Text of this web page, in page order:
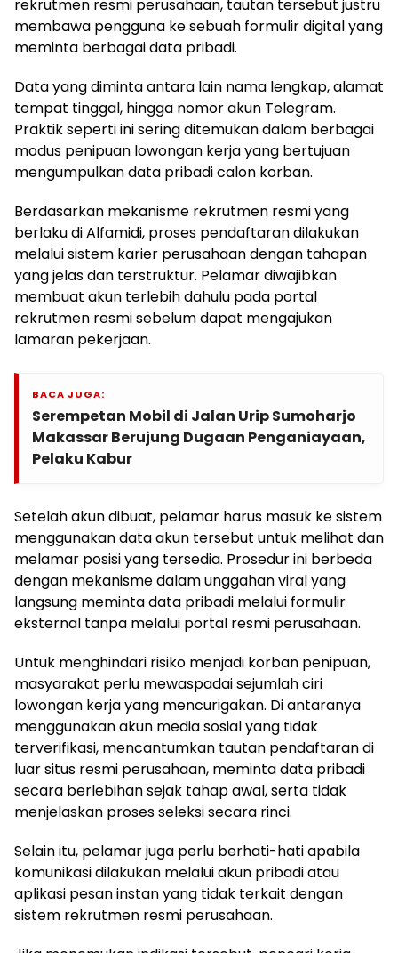
rekrutmen resmi perusahaan, tautan tersebut justru
membawa pengguna ke sebuah formulir digital yang
meminta berbagai data pribadi.
Data yang diminta antara lain nama lengkap, alamat
tempat tinggal, hingga nomor akun Telegram.
Praktik seperti ini sering ditemukan dalam berbagai
modus penipuan lowongan kerja yang bertujuan
mengumpulkan data pribadi calon korban.
Berdasarkan mekanisme rekrutmen resmi yang
berlaku di Alfamidi, proses pendaftaran dilakukan
melalui sistem karier perusahaan dengan tahapan
yang jelas dan terstruktur. Pelamar diwajibkan
membuat akun terlebih dahulu pada portal
rekrutmen resmi sebelum dapat mengajukan
lamaran pekerjaan.
BACA JUGA:
Serempetan Mobil di Jalan Urip Sumoharjo
Makassar Berujung Dugaan Penganiayaan,
Pelaku Kabur
Setelah akun dibuat, pelamar harus masuk ke sistem
menggunakan data akun tersebut untuk melihat dan
melamar posisi yang tersedia. Prosedur ini berbeda
dengan mekanisme dalam unggahan viral yang
langsung meminta data pribadi melalui formulir
eksternal tanpa melalui portal resmi perusahaan.
Untuk menghindari risiko menjadi korban penipuan,
masyarakat perlu mewaspadai sejumlah ciri
lowongan kerja yang mencurigakan. Di antaranya
menggunakan akun media sosial yang tidak
terverifikasi, mencantumkan tautan pendaftaran di
luar situs resmi perusahaan, meminta data pribadi
secara berlebihan sejak tahap awal, serta tidak
menjelaskan proses seleksi secara rinci.
Selain itu, pelamar juga perlu berhati-hati apabila
komunikasi dilakukan melalui akun pribadi atau
aplikasi pesan instan yang tidak terkait dengan
sistem rekrutmen resmi perusahaan.